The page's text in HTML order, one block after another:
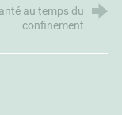
au temps du
confinement